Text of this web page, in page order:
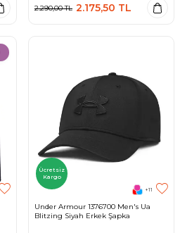
2.290,00TL 2.175,50 TL
Ücretsiz
Kargo
+11
Under Armour 1376700 Men's Ua
Blitzing Siyah Erkek Şapka